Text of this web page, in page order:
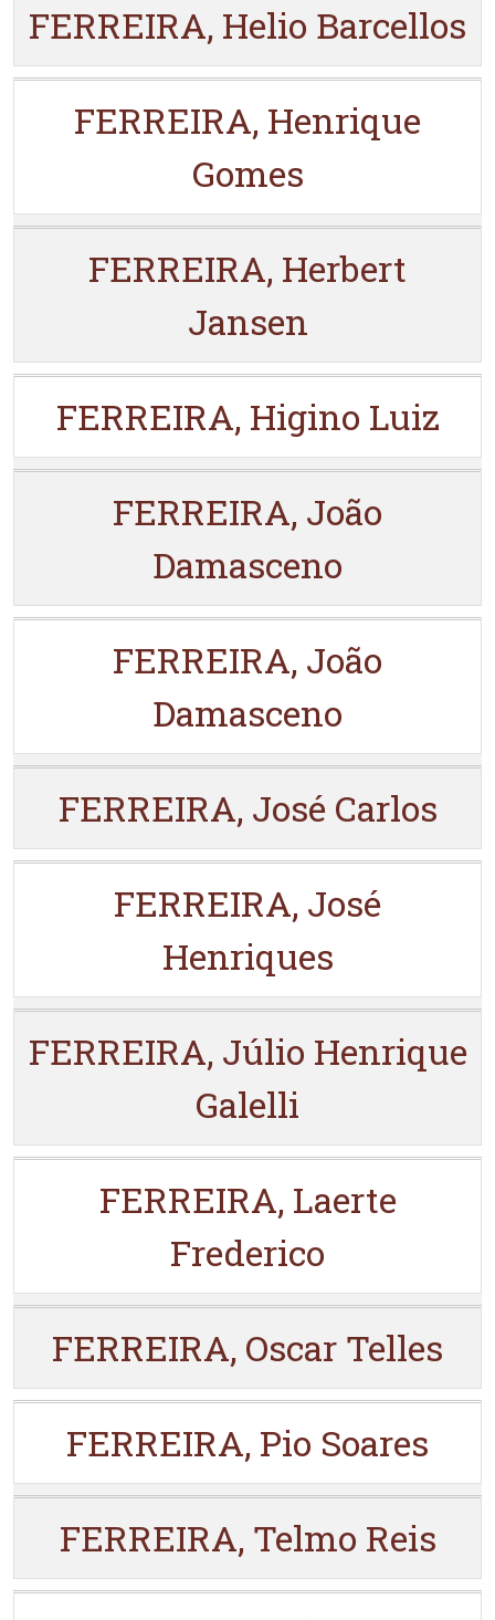
FERREIRA, Helio Barcellos
FERREIRA, Henrique
Gomes
FERREIRA, Herbert
Jansen
FERREIRA, Higino Luiz
FERREIRA, João
Damasceno
FERREIRA, João
Damasceno
FERREIRA, José Carlos
FERREIRA, José
Henriques
FERREIRA, Júlio Henrique
Galelli
FERREIRA, Laerte
Frederico
FERREIRA, Oscar Telles
FERREIRA, Pio Soares
FERREIRA, Telmo Reis